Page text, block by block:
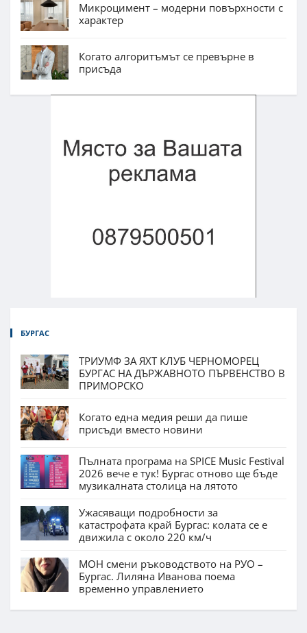
Микроцимент – модерни повърхности с
характер
Когато алгоритъмът се превърне в
присъда
БУРГАС
ТРИУМФ ЗА ЯХТ КЛУБ ЧЕРНОМОРЕЦ
БУРГАС НА ДЪРЖАВНОТО ПЪРВЕНСТВО В
ПРИМОРСКО
Когато една медия реши да пише
присъди вместо новини
Пълната програма на SPICE Music Festival
2026 вече е тук! Бургас отново ще бъде
музикалната столица на лятото
Ужасяващи подробности за
катастрофата край Бургас: колата се е
движила с около 220 км/ч
МОН смени ръководството на РУО –
Бургас. Лиляна Иванова поема
временно управлението